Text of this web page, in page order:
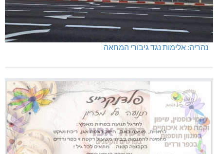
נהריה: אלימות נגד גיבורי המחאה